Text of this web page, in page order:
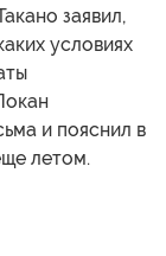
заявил,
условиях
и пояснил в
летом.